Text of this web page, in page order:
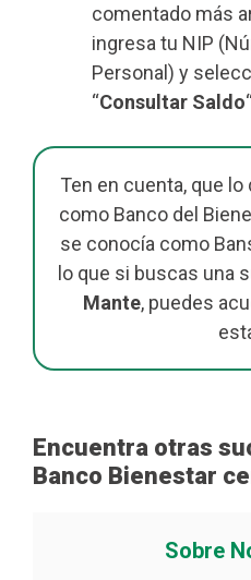
comentado más
ingresa tu NIP
Personal) y
“Consultar Saldo
Ten en cuenta, que
como Banco del
se conocía como
lo que si buscas una
Mante, puedes
Encuentra otras
Banco Bienestar
Sobre